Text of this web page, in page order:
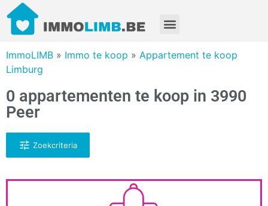
ImmoLIMB » Immo te koop » Appartement te koop
Limburg
0 appartementen te koop in 3990
Peer
Zoekcriteria